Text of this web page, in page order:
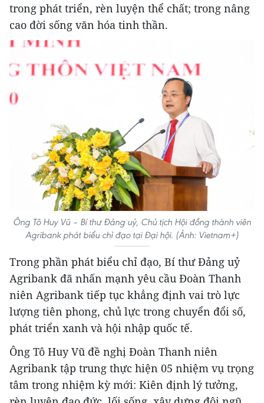
trong phát triển, rèn luyện thể chất; trong nâng
cao đời sống văn hóa tinh thần.
Ông Tô Huy Vũ – Bí thư Đảng uỷ, Chủ tịch Hội đồng thành viên
Agribank phát biểu chỉ đạo tại Đại hội. (Ảnh: Vietnam+)
Trong phần phát biểu chỉ đạo, Bí thư Đảng uỷ
Agribank đã nhấn mạnh yêu cầu Đoàn Thanh
niên Agribank tiếp tục khẳng định vai trò lực
lượng tiên phong, chủ lực trong chuyển đổi số,
phát triển xanh và hội nhập quốc tế.
Ông Tô Huy Vũ đề nghị Đoàn Thanh niên
Agribank tập trung thực hiện 05 nhiệm vụ trọng
tâm trong nhiệm kỳ mới: Kiên định lý tưởng,